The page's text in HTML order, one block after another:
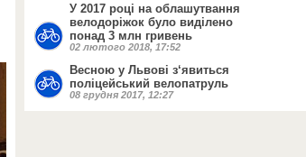
У 2017 році на облашутвання
велодоріжок було виділено
понад 3 млн гривень
02 лютого 2018, 17:52
Весною у Львові з‘явиться
поліцейський велопатруль
08 грудня 2017, 12:27